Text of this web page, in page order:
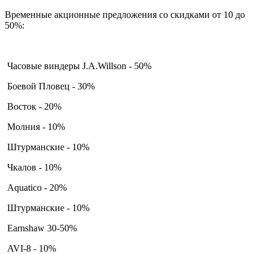
Временные акционные предложения со скидками от 10 до
50%:
Часовые виндеры J.A.Willson - 50%
Боевой Пловец - 30%
Восток - 20%
Молния - 10%
Штурманские - 10%
Чкалов - 10%
Aquatico - 20%
Штурманские - 10%
Earnshaw 30-50%
AVI-8 - 10%